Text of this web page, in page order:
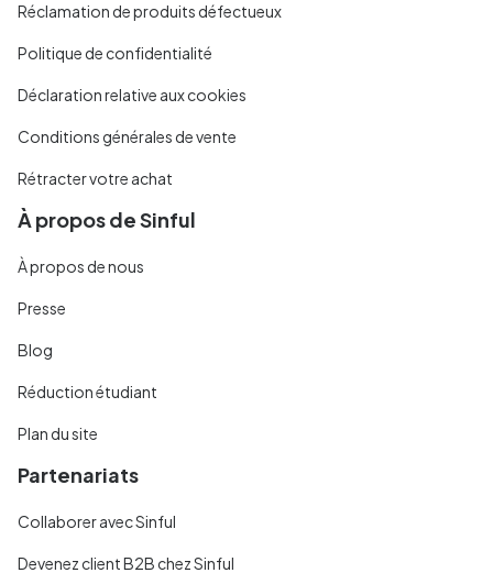
Réclamation de produits défectueux
Politique de confidentialité
Déclaration relative aux cookies
Conditions générales de vente
Rétracter votre achat
À propos de Sinful
À propos de nous
Presse
Blog
Réduction étudiant
Plan du site
Partenariats
Collaborer avec Sinful
Devenez client B2B chez Sinful